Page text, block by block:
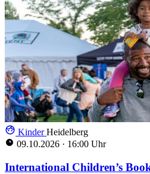
KinderHeidelberg
09.10.2026 · 16:00 Uhr
International Children’s